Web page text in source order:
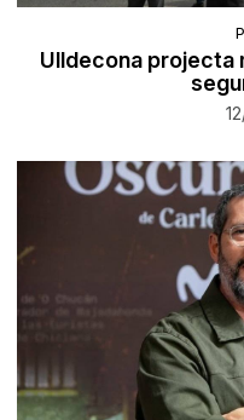
Ulldecona projecta